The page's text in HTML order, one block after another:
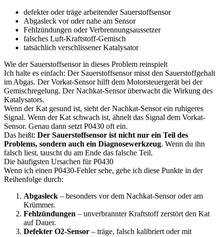
defekter oder träge arbeitender Sauerstoffsensor
Abgasleck vor oder nahe am Sensor
Fehlzündungen oder Verbrennungsaussetzer
falsches Luft-Kraftstoff-Gemisch
tatsächlich verschlissener Katalysator
Wie der Sauerstoffsensor in dieses Problem reinspielt
Ich halte es einfach: Der Sauerstoffsensor misst den Sauerstoffgehalt
im Abgas. Der Vorkat-Sensor hilft dem Motorsteuergerät bei der
Gemischregelung. Der Nachkat-Sensor überwacht die Wirkung des
Katalysators.
Wenn der Kat gesund ist, sieht der Nachkat-Sensor ein ruhigeres
Signal. Wenn der Kat schwach ist, ähnelt das Signal dem Vorkat-
Sensor. Genau dann setzt P0430 oft ein.
Das heißt: Der Sauerstoffsensor ist nicht nur ein Teil des
Problems, sondern auch ein Diagnosewerkzeug. Wenn du ihn
falsch liest, tauscht du am Ende das falsche Teil.
Die häufigsten Ursachen für P0430
Wenn ich einen P0430-Fehler sehe, gehe ich diese Punkte in der
Reihenfolge durch:
Abgasleck – besonders vor dem Nachkat-Sensor oder am
Krümmer.
Fehlzündungen – unverbrannter Kraftstoff zerstört den Kat
auf Dauer.
Defekter O2-Sensor – träge, falsch kalibriert oder mit